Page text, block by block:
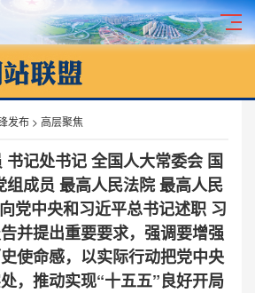
发布 > 高层聚焦
书记处书记 全国人大常委会 国
组成员 最高人民法院 最高人民
党中央和习近平总书记述职 习
并提出重要要求，强调要增强
使命感，以实际行动把党中央
，推动实现“十五五”良好开局